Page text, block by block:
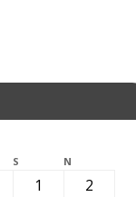
S N
1
2